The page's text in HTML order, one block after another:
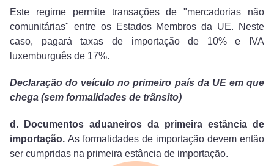
Este regime permite transações de "mercadorias não
comunitárias" entre os Estados Membros da UE. Neste
caso, pagará taxas de importação de 10% e IVA
luxemburguês de 17%.
Declaração do veículo no primeiro país da UE em que
chega (sem formalidades de trânsito)
d. Documentos aduaneiros da primeira estância de
importação. As formalidades de importação devem então
ser cumpridas na primeira estância de importação.